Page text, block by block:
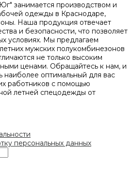
занимается производством и
одежды в Краснодаре,
Наша продукция отвечает
и безопасности, что позволяет
условиях. Мы предлагаем
мужских полукомбинезонов
не только высоким
ценами. Обращайтесь к нам, и
оптимальный для вас
работников с помощью
летней спецодежды от
персональных данных